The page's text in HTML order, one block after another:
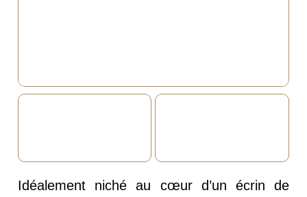
Idéalement niché au cœur d’un écrin de